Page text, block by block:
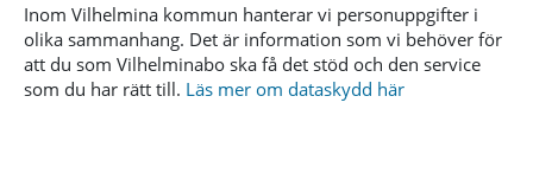
Inom Vilhelmina kommun hanterar vi personuppgifter i
olika sammanhang. Det är information som vi behöver för
att du som Vilhelminabo ska få det stöd och den service
som du har rätt till. Läs mer om dataskydd här